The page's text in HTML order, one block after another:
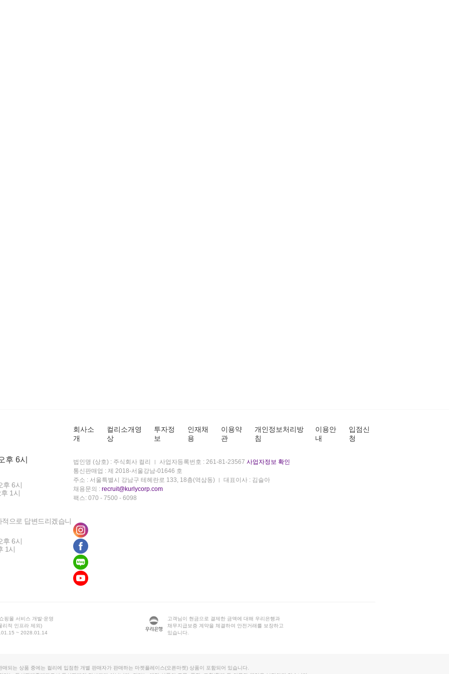
후 6시
후 6시
1시
으로 답변드리겠습니
후 6시
1시
회사소
개
컬리소개영
상
투자정
보
인재채
용
이용약
관
개인정보처리방
침
이용안
내
입점신
청
법인명 (상호) : 주식회사 컬리 사업자등록번호 : 261-81-23567 사업자정보 확인
통신판매업 : 제 2018-서울강남-01646 호
주소 : 서울특별시 강남구 테헤란로 133, 18층(역삼동)
대표이사 : 김슬아
채용문의 : recruit@kurlycorp.com
팩스: 070 - 7500 - 6098
핑몰 서비스 개발·운영
리적 인프라 제외)
~ 2028.01.14
고객님이 현금으로 결제한 금액에 대해 우리은행과
채무지급보증 계약을 체결하여 안전거래를 보장하고
있습니다.
매되는 상품 중에는 컬리에 입점한 개별 판매자가 판매하는 마켓플레이스(오픈마켓) 상품이 포함되어 있습니다.